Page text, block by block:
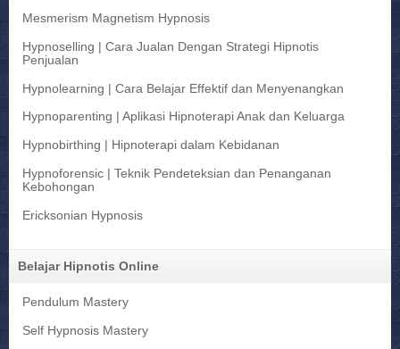
Mesmerism Magnetism Hypnosis
Hypnoselling | Cara Jualan Dengan Strategi Hipnotis
Penjualan
Hypnolearning | Cara Belajar Effektif dan Menyenangkan
Hypnoparenting | Aplikasi Hipnoterapi Anak dan Keluarga
Hypnobirthing | Hipnoterapi dalam Kebidanan
Hypnoforensic | Teknik Pendeteksian dan Penanganan
Kebohongan
Ericksonian Hypnosis
Belajar Hipnotis Online
Pendulum Mastery
Self Hypnosis Mastery